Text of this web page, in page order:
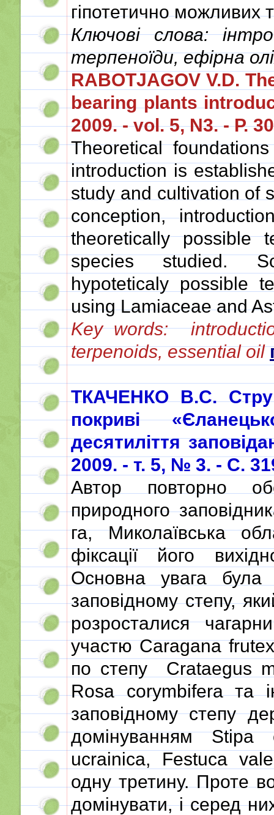
гіпотетично можливих
Ключові слова:
терпеноїди, ефірна
RABOTJAGOV V.D.
bearing plants
2009. - vol. 5, N3. - Р.
Theoretical
introduction is
study and cultivation of
conception,
theoretically possible
species studied.
hypoteticaly possible
using Lamiaceae and
Key words:
terpenoids, еssential oil
ТКАЧЕНКО В.С.
покриві
десятиліття
2009. - т. 5, № 3. - С.
Автор повторно
природного
га, Миколаївська
фіксації його
Основна увага
заповідному степу,
розросталися
участю Сaragana frutex,
по степу Crataegus
Rosa corymbifera та
заповідному степу
домінуванням
ucrainica, Festuca
одну третину. Проте
домінувати, і серед